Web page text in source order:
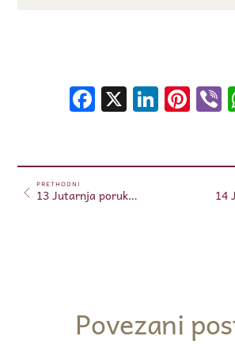
Facebook
X
PRETHODNI
13 Jutarnja poruka 13.04.2024. (Free)
Povezani